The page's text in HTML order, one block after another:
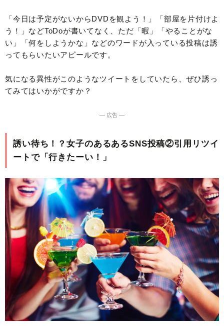
「今日は予定がないからDVDを観よう！」「部屋を片付けよ
う！」などToDoが書いてなく、ただ「暇」「やることがな
い」「何をしようかな」などのワードが入っている投稿は誘
ってもらいたいアピールです。
気になる異性がこのようなツイートをしていたら、ぜひ誘っ
てみてはいかがですか？
― 広告 ―
誘い待ち！？女子のあるあるSNS投稿②引用リツイ
ートで「行きたーい！」